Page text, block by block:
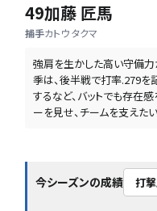
49
捕手
加藤 匠馬
カトウ タクマ
強肩を生かした高い守備
季は、後半戦で打率.279を
するなど、バットでも存在
ーを見せ、チームを支えたい
今シーズンの成績